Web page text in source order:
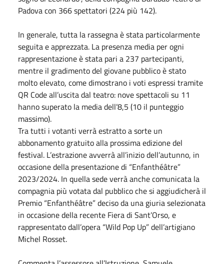
Padova con 366 spettatori (224 più 142).
In generale, tutta la rassegna è stata particolarmente
seguita e apprezzata. La presenza media per ogni
rappresentazione è stata pari a 237 partecipanti,
mentre il gradimento del giovane pubblico è stato
molto elevato, come dimostrano i voti espressi tramite
QR Code all’uscita dal teatro: nove spettacoli su 11
hanno superato la media dell’8,5 (10 il punteggio
massimo).
Tra tutti i votanti verrà estratto a sorte un
abbonamento gratuito alla prossima edizione del
festival. L’estrazione avverrà all’inizio dell’autunno, in
occasione della presentazione di “Enfanthéâtre”
2023/2024. In quella sede verrà anche comunicata la
compagnia più votata dal pubblico che si aggiudicherà il
Premio “Enfanthéâtre” deciso da una giuria selezionata
in occasione della recente Fiera di Sant’Orso, e
rappresentato dall’opera “Wild Pop Up” dell’artigiano
Michel Rosset.